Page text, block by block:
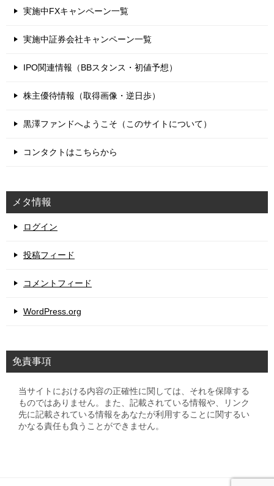
実施中FXキャンペーン一覧
実施中証券会社キャンペーン一覧
IPO関連情報（BBスタンス・初値予想）
株主優待情報（取得画像・逆日歩）
黒澤ファンドへようこそ（このサイトについて）
コンタクトはこちらから
メタ情報
ログイン
投稿フィード
コメントフィード
WordPress.org
免責事項
当サイトにおける内容の正確性に関しては、それを保障する
ものではありません。また、記載されている情報や、リンク
先に記載されている情報をあなたが利用することに関するい
かなる責任も負うことができません。